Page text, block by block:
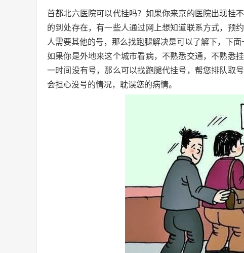
首都北六医院可以代挂吗？如果你来京的医院出现挂
的到处存在，有一些人通过网上想知道联系方式，预
人需要其他的号，那么找跑腿解决是可以了解下，下面
如果你是外地来这个城市看病，不熟悉交通，不熟悉
一时间没有号，那么可以找跑腿代挂号，帮您排队取
会担心没号的情况，耽误您的病情。